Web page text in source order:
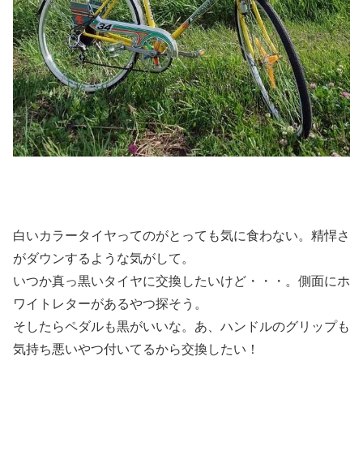
白いカラータイヤってのがとっても気に食わない。精悍さ
がダウンするような気がして。
いつか真っ黒いタイヤに交換したいけど・・・。側面にホ
ワイトレターがあるやつ探そう。
そしたらペダルも黒がいいな。あ、ハンドルのグリップも
気持ち悪いやつ付いてるから交換したい！